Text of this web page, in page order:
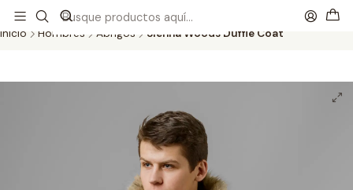
Este es el texto del slide
Inicio
Hombres Abrigos Sienna Woods Duffle Coat